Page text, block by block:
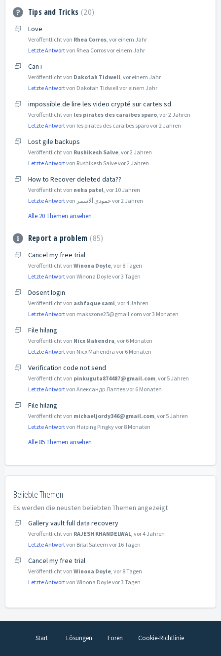
Tips and Tricks 20
Love
Veröffentlicht von Rhea Corros vor einem Jahr
Letzte Antwortvon Rhea Corrosvor einem Jahr
Can i
Veröffentlicht von Dakotah Tidwell vor einem Jahr
Letzte Antwortvon Dakotah Tidwell vor einem Jahr
impossible de lire les video crypté sur cartes sd
Veröffentlicht von les pirates des caraibes sparo vor 2 Jahren
Letzte Antwortvon les pirates des caraibes sparovor 2 Jahren
Lost gile backups
Veröffentlicht von Rushikesh Salve vor 2 Jahren
Letzte Antwortvon Rushikesh Salvevor 2 Jahren
How to Recover deleted data??
Veröffentlicht von neha patel vor 10 Jahren
Letzte Antwort
vor 2 Jahren
Alle 20 Themen ansehen
Report a problem 85
Cancel my free trial
Veröffentlicht von Winona Doyle vor 8 Tagen
Letzte Antwortvon Winona Doylevor 3 Tagen
Dosent login
Veröffentlicht von ashfaque sami vor 4 Jahren
Letzte Antwortvon makszone25@gmail.com vor 3 Monaten
File hilang
Veröffentlicht von Nicx Mahendra vor 6 Monaten
Letzte Antwortvon Nicx Mahendra vor 6 Monaten
Verification code not send
Veröffentlicht von pinkuguta874487@gmail.com vor 5 Jahren
Letzte Antwortvon Александр Лаптевvor 6 Monaten
File hilang
Veröffentlicht von michaeljordy346@gmail.com vor 5 Jahren
Letzte Antwortvon Haiping Pingkyvor 8 Monaten
Alle 85 Themen ansehen
Beliebte Themen
Es werden die neusten beliebten Themen angezeigt
Gallery vault full data recovery
Veröffentlicht von RAJESH KHANDELWAL, vor 4 Jahren
Letzte Antwortvon Bilal Saleem vor 16 Tagen
Cancel my free trial
Veröffentlicht von Winona Doyle, vor 8 Tagen
Letzte Antwortvon Winona Doylevor 3 Tagen
Start Lösungen Foren Cookie-Richtlinie